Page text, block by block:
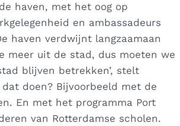
haven, met het oog op
en ambassadeurs
haven verdwijnt langzaamaan
meer uit de stad, dus moeten we
blijven betrekken’, stelt
dat doen? Bijvoorbeeld met de
En met het programma Port
van Rotterdamse scholen.